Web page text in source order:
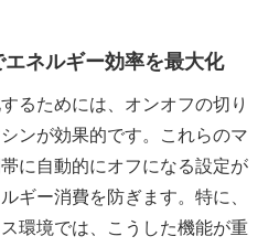
ネルギー効率を最大化
るためには、オンオフの切り
ンが効果的です。これらのマ
に自動的にオフになる設定が
ギー消費を防ぎます。特に、
環境では、こうした機能が重